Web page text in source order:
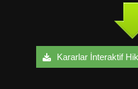
Kararlar İnteraktif